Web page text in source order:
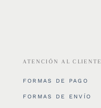
ATENCIÓN AL CLIENTE
FORMAS DE PAGO
FORMAS DE ENVÍO